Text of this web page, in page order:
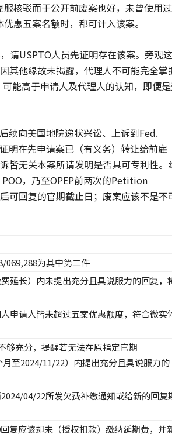
核驳而于公开前废案也好，未曾使用
惠五案名额时，都可计入该案。
请USPTO人员先证明存在该案。 旁观
其他缘故未揭露，代理人不可能完全掌
能高于申请人及代理人的认知，即便
续向美国地院递状兴讼、上诉到Fed.
明在先申请案已（有义务）转让给前雇
无关本案所请发明是否具可专利性。
，乃至OPEP前两次的Petition
可回复的官期截止日；废案应该不是不
069,288为其中第二件
延长）内未提出充分且具说服力的回复，
申请人皆未超过五案优惠额度，符合微实
充分，提醒若无法在原指定官期
至2024/11/22）内提出充分且具说服力的
04/22所发欠费补缴通知或给新的回复
复应该却未（授权扣款）缴纳延期费，并